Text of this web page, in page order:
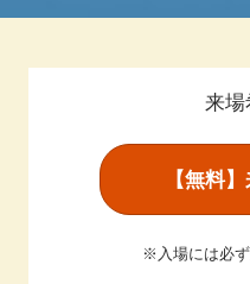
ン
(Drink
Japan)
来場
【無料
※入場には必